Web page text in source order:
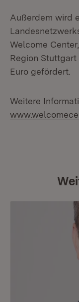
Außerdem wird
Welcome
Region
Euro gefördert.
Weitere